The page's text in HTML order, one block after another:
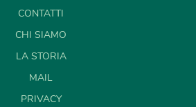
CONTATTI
CHI SIAMO
LA STORIA
MAIL
PRIVACY